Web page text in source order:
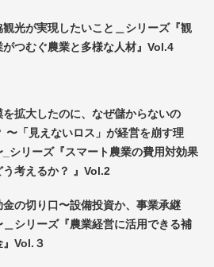
観光が実現したいこと＿シリーズ『観
がつむぐ農業と多様な人材』Vol.4
を拡大したのに、なぜ儲からないの
〜「見えないロス」が経営を崩す理
_シリーズ『スマート農業の費用対効果
う考えるか？ 』Vol.2
金の切り口〜設備投資か、事業承継
＿シリーズ『農業経営に活用できる補
』Vol.３